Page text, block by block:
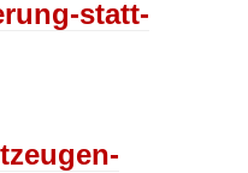
statt-